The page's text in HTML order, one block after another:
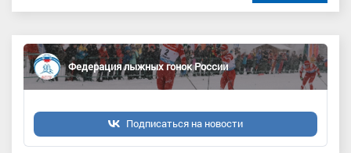
Федерация лыжных гонок России
Подписаться на новости